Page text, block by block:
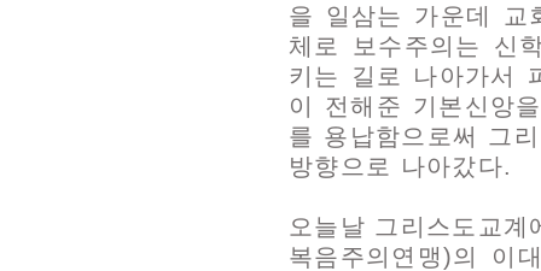
을 일삼는 가운데 교
체로 보수주의는 신
키는 길로 나아가서
이 전해준 기본신앙
를 용납함으로써 그
방향으로 나아갔다.
오늘날 그리스도교
복음주의연맹)의 이